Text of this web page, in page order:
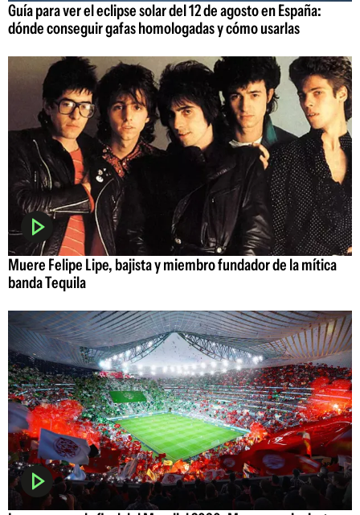
Guía para ver el eclipse solar del 12 de agosto en España:
dónde conseguir gafas homologadas y cómo usarlas
Muere Felipe Lipe, bajista y miembro fundador de la mítica
banda Tequila